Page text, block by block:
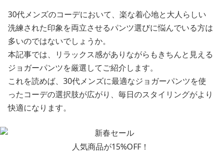
30代メンズのコーデにおいて、楽な着心地と大人らしい
洗練された印象を両立させるパンツ選びに悩んでいる方は
多いのではないでしょうか。
本記事では、リラックス感がありながらもきちんと見える
ジョガーパンツを厳選してご紹介します。
これを読めば、30代メンズに最適なジョガーパンツを使
ったコーデの選択肢が広がり、毎日のスタイリングがより
快適になります。
人気商品が15%OFF！